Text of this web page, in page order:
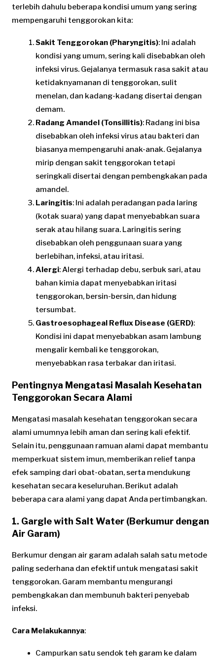
terlebih dahulu beberapa kondisi umum yang sering
mempengaruhi tenggorokan kita:
Sakit Tenggorokan (Pharyngitis): Ini adalah
kondisi yang umum, sering kali disebabkan oleh
infeksi virus. Gejalanya termasuk rasa sakit atau
ketidaknyamanan di tenggorokan, sulit
menelan, dan kadang-kadang disertai dengan
demam.
Radang Amandel (Tonsillitis): Radang ini bisa
disebabkan oleh infeksi virus atau bakteri dan
biasanya mempengaruhi anak-anak. Gejalanya
mirip dengan sakit tenggorokan tetapi
seringkali disertai dengan pembengkakan pada
amandel.
Laringitis: Ini adalah peradangan pada laring
(kotak suara) yang dapat menyebabkan suara
serak atau hilang suara. Laringitis sering
disebabkan oleh penggunaan suara yang
berlebihan, infeksi, atau iritasi.
Alergi: Alergi terhadap debu, serbuk sari, atau
bahan kimia dapat menyebabkan iritasi
tenggorokan, bersin-bersin, dan hidung
tersumbat.
Gastroesophageal Reflux Disease (GERD):
Kondisi ini dapat menyebabkan asam lambung
mengalir kembali ke tenggorokan,
menyebabkan rasa terbakar dan iritasi.
Pentingnya Mengatasi Masalah Kesehatan
Tenggorokan Secara Alami
Mengatasi masalah kesehatan tenggorokan secara
alami umumnya lebih aman dan sering kali efektif.
Selain itu, penggunaan ramuan alami dapat membantu
memperkuat sistem imun, memberikan relief tanpa
efek samping dari obat-obatan, serta mendukung
kesehatan secara keseluruhan. Berikut adalah
beberapa cara alami yang dapat Anda pertimbangkan.
1. Gargle with Salt Water (Berkumur dengan
Air Garam)
Berkumur dengan air garam adalah salah satu metode
paling sederhana dan efektif untuk mengatasi sakit
tenggorokan. Garam membantu mengurangi
pembengkakan dan membunuh bakteri penyebab
infeksi.
Cara Melakukannya:
Campurkan satu sendok teh garam ke dalam